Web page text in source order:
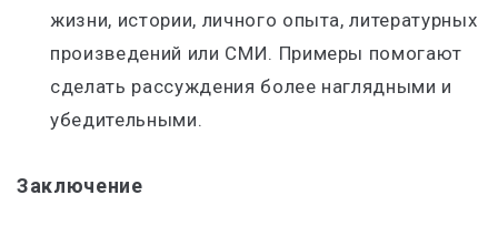
жизни, истории, личного опыта, литературных
произведений или СМИ. Примеры помогают
сделать рассуждения более наглядными и
убедительными.
Заключение